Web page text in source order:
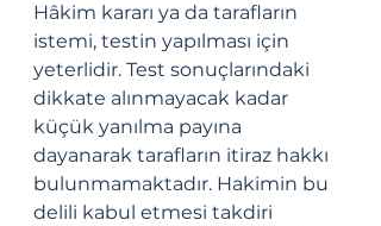
Hâkim kararı ya da tarafların
istemi, testin yapılması için
yeterlidir. Test sonuçlarındaki
dikkate alınmayacak kadar
küçük yanılma payına
dayanarak tarafların itiraz hakkı
bulunmamaktadır. Hakimin bu
delili kabul etmesi takdiri